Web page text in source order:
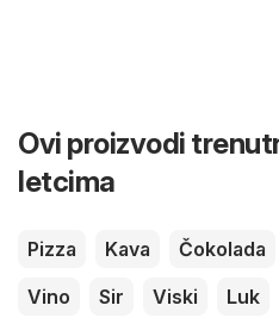
Ovi proizvodi
letcima
Pizza Kava Čokolada
Vino
Sir Viski Luk